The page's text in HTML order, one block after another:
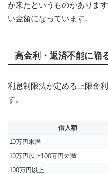
が来たというものがありま
い金額になっています。
高金利・返済不能に陥
利息制限法が定める上限金
す。
借入額
10万円未満
10万円以上100万円未満
100万円以上